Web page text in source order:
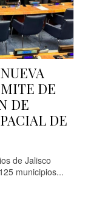
DE
DE
DE
de Jalisco
municipios...